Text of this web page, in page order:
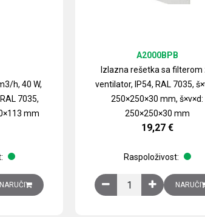
količina
h, 40 W,
7035,
mm
m3/h, 40 W, 230V AC, 50/60 Hz, RAL 7035,
NARUČI
Izlazna rešetka sa filterom
ventilator, IP54, RAL 7035,
250×250×30 mm, š×v×d:
250×250×30 mm
A2000BPB
19,27 €
Raspoloživost:
Izlazna rešetka saNARUČI